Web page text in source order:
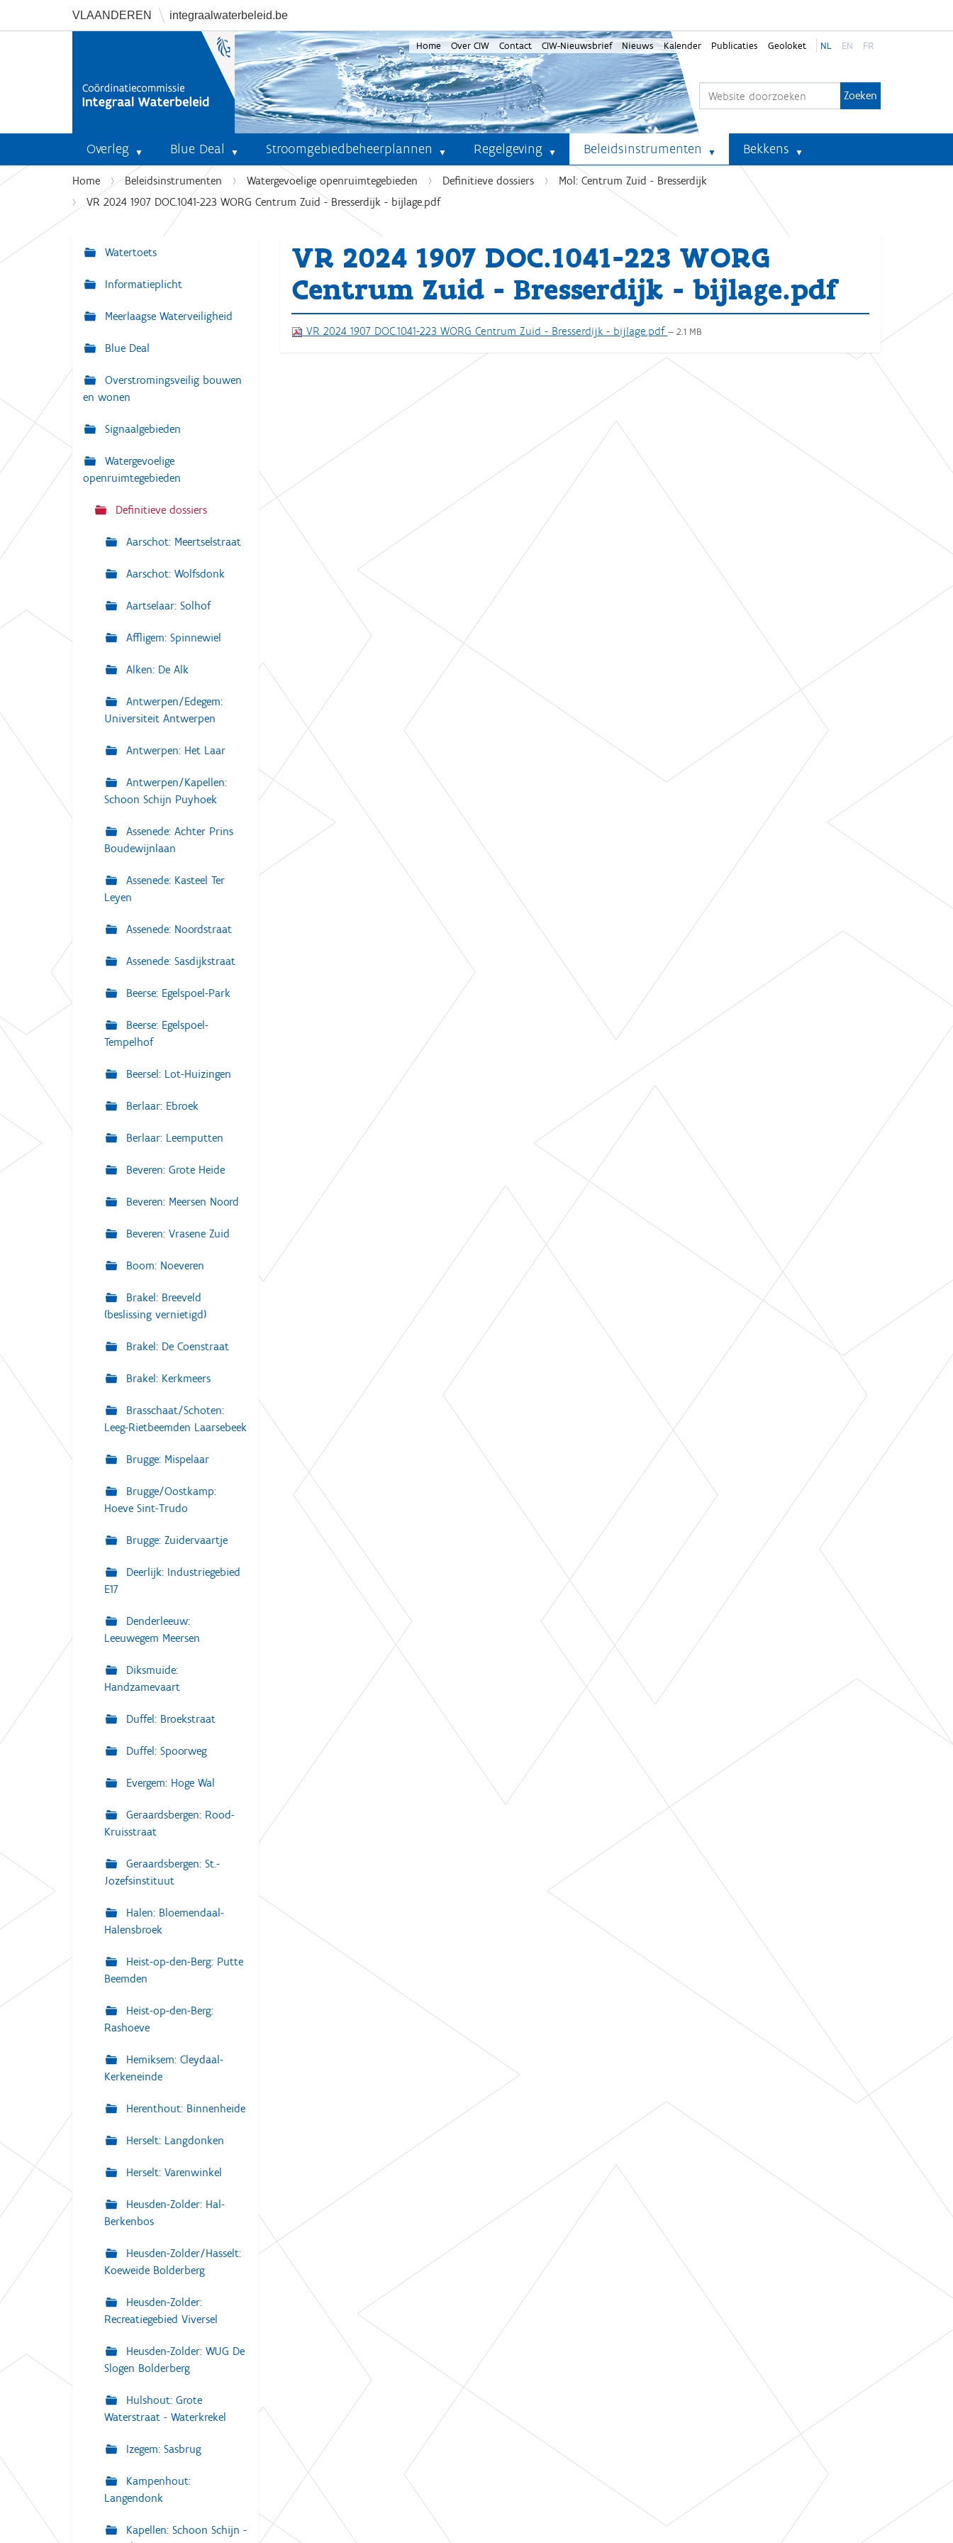
VLAANDEREN integraalwaterbeleid.be
Home Over CIW Contact CIW-Nieuwsbrief Nieuws Kalender Publicaties Geoloket NL EN FR
Overleg Blue Deal Stroomgebiedbeheerplannen Regelgeving Beleidsinstrumenten Bekkens
U
b
e
Home Beleidsinstrumenten Watergevoelige openruimtegebieden Definitieve dossiers
Mol: Centrum Zuid - Bresserdijk
VR 2024 1907 DOC.1041-223 WORG Centrum Zuid - Bresserdijk - bijlage.pdf
VR 2024 1907 DOC.1041-223 WORG
Centrum Zuid - Bresserdijk - bijlage.pdf
VR 2024 1907 DOC.1041-223 WORG Centrum Zuid - Bresserdijk - bijlage.pdf — 2.1 MB
N
a
i
g
t
i
e
Watertoets
Informatieplicht
Meerlaagse Waterveiligheid
Blue Deal
Overstromingsveilig bouwen
en wonen
Signaalgebieden
Watergevoelige
openruimtegebieden
Definitieve dossiers
Aarschot: Meertselstraat
Aarschot: Wolfsdonk
Aartselaar: Solhof
Affligem: Spinnewiel
Alken: De Alk
Antwerpen/Edegem:
Universiteit Antwerpen
Antwerpen: Het Laar
Antwerpen/Kapellen:
Schoon Schijn Puyhoek
Assenede: Achter Prins
Boudewijnlaan
Assenede: Kasteel Ter
Leyen
Assenede: Noordstraat
Assenede: Sasdijkstraat
Beerse: Egelspoel-Park
Beerse: Egelspoel-
Tempelhof
Beersel: Lot-Huizingen
Berlaar: Ebroek
Berlaar: Leemputten
Beveren: Grote Heide
Beveren: Meersen Noord
Beveren: Vrasene Zuid
Boom: Noeveren
Brakel: Breeveld
(beslissing vernietigd)
Brakel: De Coenstraat
Brakel: Kerkmeers
Brasschaat/Schoten:
Leeg-Rietbeemden Laarsebeek
Brugge: Mispelaar
Brugge/Oostkamp:
Hoeve Sint-Trudo
Brugge: Zuidervaartje
Deerlijk: Industriegebied
E17
Denderleeuw:
Leeuwegem Meersen
Diksmuide:
Handzamevaart
Duffel: Broekstraat
Duffel: Spoorweg
Evergem: Hoge Wal
Geraardsbergen: Rood-
Kruisstraat
Geraardsbergen: St.-
Jozefsinstituut
Halen: Bloemendaal-
Halensbroek
Heist-op-den-Berg: Putte
Beemden
Heist-op-den-Berg:
Rashoeve
Hemiksem: Cleydaal-
Kerkeneinde
Herenthout: Binnenheide
Herselt: Langdonken
Herselt: Varenwinkel
Heusden-Zolder: Hal-
Berkenbos
Heusden-Zolder/Hasselt:
Koeweide Bolderberg
Heusden-Zolder:
Recreatiegebied Viversel
Heusden-Zolder: WUG De
Slogen Bolderberg
Hulshout: Grote
Waterstraat - Waterkrekel
Izegem: Sasbrug
Kampenhout:
Langendonk
Kapellen: Schoon Schijn -